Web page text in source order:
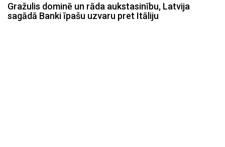
Gražulis dominē un rāda aukstasinību, Latvija
sagādā Banki īpašu uzvaru pret Itāliju